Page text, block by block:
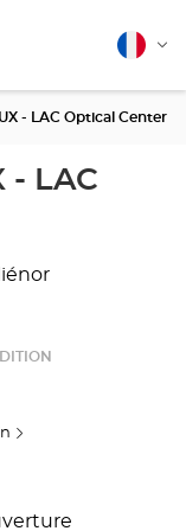
Français
- LAC Optical Center
- LAC